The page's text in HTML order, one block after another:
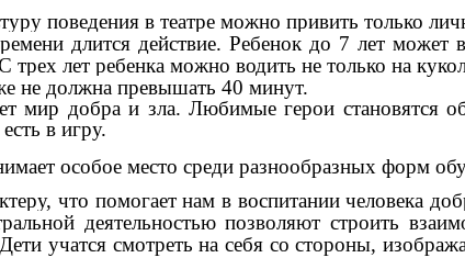
поведения в театре можнопривить только
длится действие. Ребенок до 7 лет может
трех лет ребенка можно водить не только на
не должна превышать 40 минут.
добра и зла. Любимые герои становятся
в игру.
особое место среди разнообразных форм
что помогает нам в воспитании человека
деятельностью позволяют строить
учатся смотреть на себя со стороны,